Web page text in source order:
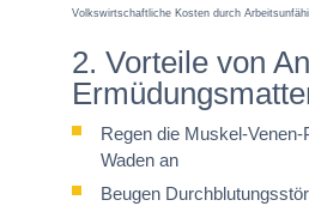
Volkswirtschaftliche Kosten durch
2. Vorteile von
Regen die Muskel-Venen-
Waden an
Beugen